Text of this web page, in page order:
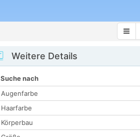
Weitere Details
Suche nach
Augenfarbe
Haarfarbe
Körperbau